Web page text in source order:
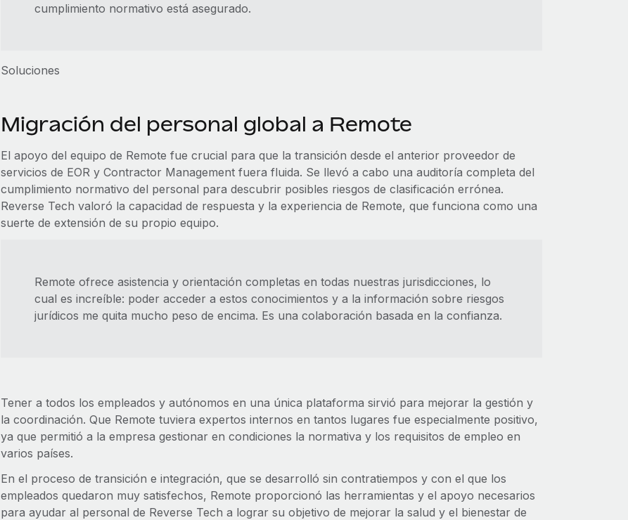
cumplimiento normativo está asegurado.
Soluciones
Migración del personal global a Remote
El apoyo del equipo de Remote fue crucial para que la transición desde el anterior proveedor de
servicios de EOR y Contractor Management fuera fluida. Se llevó a cabo una auditoría completa del
cumplimiento normativo del personal para descubrir posibles riesgos de clasificación errónea.
Reverse Tech valoró la capacidad de respuesta y la experiencia de Remote, que funciona como una
suerte de extensión de su propio equipo.
Remote ofrece asistencia y orientación completas en todas nuestras jurisdicciones, lo
cual es increíble: poder acceder a estos conocimientos y a la información sobre riesgos
jurídicos me quita mucho peso de encima. Es una colaboración basada en la confianza.
Tener a todos los empleados y autónomos en una única plataforma sirvió para mejorar la gestión y
la coordinación. Que Remote tuviera expertos internos en tantos lugares fue especialmente positivo,
ya que permitió a la empresa gestionar en condiciones la normativa y los requisitos de empleo en
varios países.
En el proceso de transición e integración, que se desarrolló sin contratiempos y con el que los
empleados quedaron muy satisfechos, Remote proporcionó las herramientas y el apoyo necesarios
para ayudar al personal de Reverse Tech a lograr su objetivo de mejorar la salud y el bienestar de